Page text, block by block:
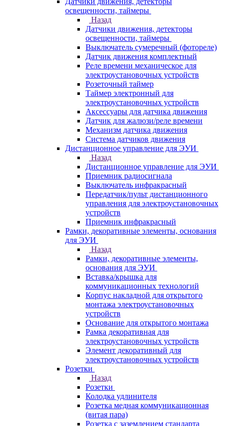
освещенности, таймеры
Назад
Датчики движения, детекторы
освещенности, таймеры
Выключатель сумеречный (фотореле)
Датчик движения комплектный
Реле времени механическое для
электроустановочных устройств
Розеточный таймер
Таймер электронный для
электроустановочных устройств
Аксессуары для датчика движения
Датчик для жалюзи/реле времени
Механизм датчика движения
Система датчиков движения
Дистанционное управление для ЭУИ
Назад
Дистанционное управление для ЭУИ
Приемник радиосигнала
Выключатель инфракрасный
Передатчик/пульт дистанционного
управления для электроустановочных
устройств
Приемник инфракрасный
Рамки, декоративные элементы, основания
для ЭУИ
Назад
Рамки, декоративные элементы,
основания для ЭУИ
Вставка/крышка для
коммуникационных технологий
Корпус накладной для открытого
монтажа электроустановочных
устройств
Основание для открытого монтажа
Рамка декоративная для
электроустановочных устройств
Элемент декоративный для
электроустановочных устройств
Розетки
Назад
Розетки
Колодка удлинителя
Розетка медная коммуникационная
(витая пара)
Розетка с заземлением стандарта